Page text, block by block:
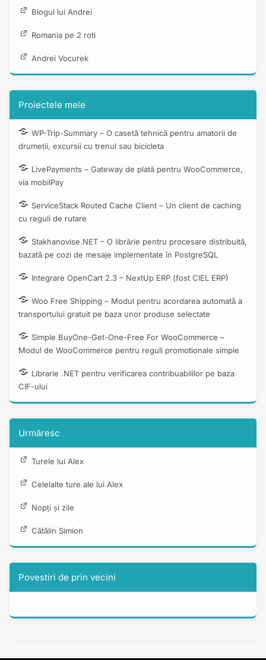
Blogul lui Andrei
Romania pe 2 roti
Andrei Vocurek
Proiectele mele
WP-Trip-Summary – O casetă tehnică pentru amatorii de
drumeții, excursii cu trenul sau bicicleta
LivePayments – Gateway de plată pentru WooCommerce,
via mobilPay
ServiceStack Routed Cache Client – Un client de caching
cu reguli de rutare
Stakhanovise.NET – O librărie pentru procesare distribuită,
bazată pe cozi de mesaje implementate în PostgreSQL
Integrare OpenCart 2.3 – NextUp ERP (fost CIEL ERP)
Woo Free Shipping – Modul pentru acordarea automată a
transportului gratuit pe baza unor produse selectate
Simple BuyOne-Get-One-Free For WooCommerce –
Modul de WooCommerce pentru reguli promotionale simple
Librarie .NET pentru verificarea contribuabililor pe baza
CIF-ului
Urmăresc
Turele lui Alex
Celelalte ture ale lui Alex
Nopți și zile
Cătălin Simion
Povestiri de prin vecini